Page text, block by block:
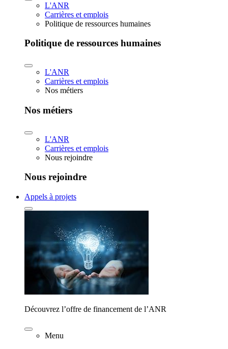
L'ANR
Carrières et emplois
Politique de ressources humaines
Politique de ressources humaines
L'ANR
Carrières et emplois
Nos métiers
Nos métiers
L'ANR
Carrières et emplois
Nous rejoindre
Nous rejoindre
Appels à projets
Découvrez l’offre de financement de l’ANR
Menu